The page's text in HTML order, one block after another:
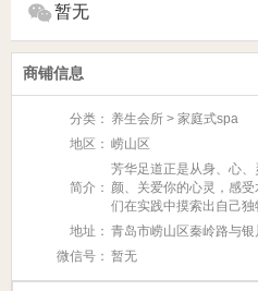
暂无
商铺信息
分类： 养生会所 > 家庭式spa
地区： 崂山区
简介：
芳华足道正是从身、心
颜、关爱你的心灵，感
们在实践中摸索出自己独
地址： 青岛市崂山区秦岭路与银
微信号： 暂无